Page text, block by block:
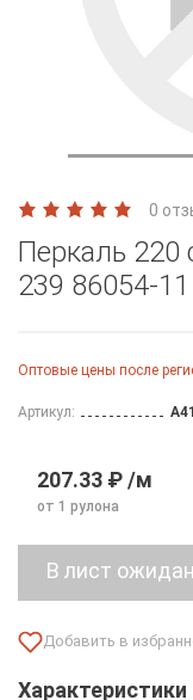
0
Перкаль 220
239 86054-
Оптовые цены после
Артикул:
207.33 ₽ /м
от 1 рулона
Характеристики